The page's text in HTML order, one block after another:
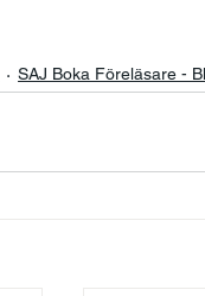
SAJ Boka Föreläsare -